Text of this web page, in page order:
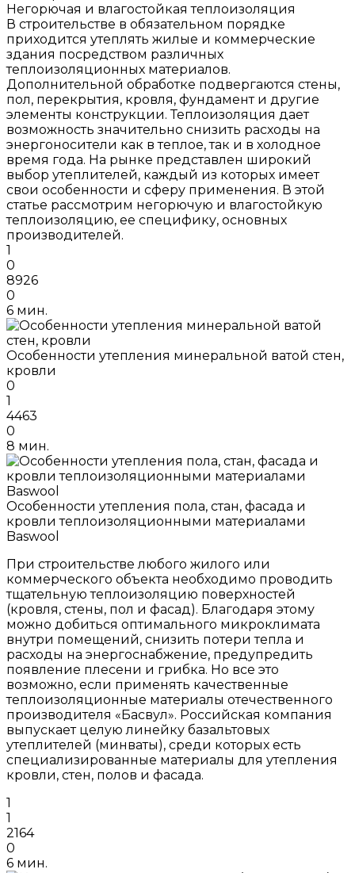
Негорючая и влагостойкая теплоизоляция
В строительстве в обязательном порядке
приходится утеплять жилые и коммерческие
здания посредством различных
теплоизоляционных материалов.
Дополнительной обработке подвергаются стены,
пол, перекрытия, кровля, фундамент и другие
элементы конструкции. Теплоизоляция дает
возможность значительно снизить расходы на
энергоносители как в теплое, так и в холодное
время года. На рынке представлен широкий
выбор утеплителей, каждый из которых имеет
свои особенности и сферу применения. В этой
статье рассмотрим негорючую и влагостойкую
теплоизоляцию, ее специфику, основных
производителей.
1
0
8926
0
6 мин.
Особенности утепления минеральной ватой стен,
кровли
0
1
4463
0
8 мин.
Особенности утепления пола, стан, фасада и
кровли теплоизоляционными материалами
Baswool
При строительстве любого жилого или
коммерческого объекта необходимо проводить
тщательную теплоизоляцию поверхностей
(кровля, стены, пол и фасад). Благодаря этому
можно добиться оптимального микроклимата
внутри помещений, снизить потери тепла и
расходы на энергоснабжение, предупредить
появление плесени и грибка. Но все это
возможно, если применять качественные
теплоизоляционные материалы отечественного
производителя «Басвул». Российская компания
выпускает целую линейку базальтовых
утеплителей (минваты), среди которых есть
специализированные материалы для утепления
кровли, стен, полов и фасада.
1
1
2164
0
6 мин.